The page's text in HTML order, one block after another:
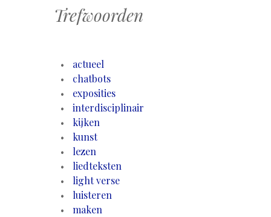
Trefwoorden
actueel
chatbots
exposities
interdisciplinair
kijken
kunst
lezen
liedteksten
light verse
luisteren
maken